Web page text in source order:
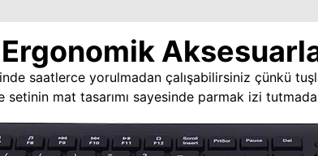
Ergonomik
saatlerce yorulmadan çalışabilirsiniz çünkü
setinin mat tasarımı sayesinde parmak izi